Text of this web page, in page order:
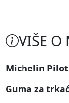
VIŠE O
Michelin Pilot
Guma za